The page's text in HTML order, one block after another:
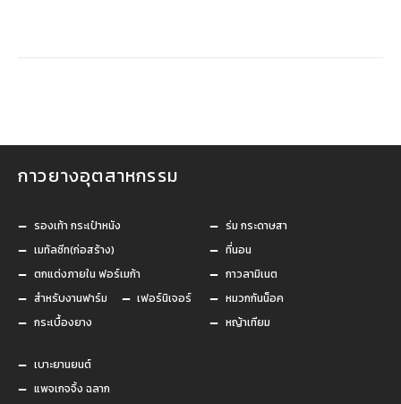
กาวยางอุตสาหกรรม
รองเท้า กระเป๋าหนัง
เมทัลชีท(ก่อสร้าง)
ตกแต่งภายใน ฟอร์เมก้า
สำหรับงานฟาร์ม
เฟอร์นิเจอร์
กระเบื้องยาง
ร่ม กระดาษสา
ที่นอน
กาวลามิเนต
หมวกกันน็อค
หญ้าเทียม
เบาะยานยนต์
แพจเกจจิ้ง ฉลาก